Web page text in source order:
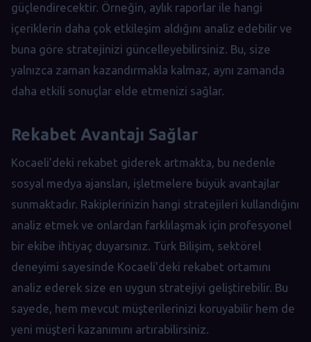
güçlendirecektir. Örneğin, aylık raporlar ile hangi
içeriklerin daha çok etkileşim aldığını analiz edebilir ve
buna göre stratejinizi güncelleyebilirsiniz. Bu, size
yalnızca zaman kazandırmakla kalmaz, aynı zamanda
daha etkili sonuçlar elde etmenizi sağlar.
Rekabet Avantajı Sağlar
Kocaeli’deki rekabet giderek artmakta, bu nedenle
sosyal medya ajansları, işletmelere büyük avantajlar
sunmaktadır. Rakiplerinizin hangi stratejileri kullandığını
analiz etmek ve onlardan farklılaşmak için profesyonel
bir ekibe ihtiyaç duyarsınız. Türk Bilişim, sektörel
deneyimi sayesinde Kocaeli'deki rekabet ortamını
analiz ederek size en uygun stratejiyi geliştirebilir. Bu
sayede, hem mevcut müşterilerinizi koruyabilir hem de
yeni müşteri kazanımını artırabilirsiniz.